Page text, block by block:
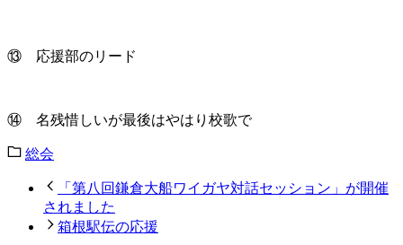
⑬ 応援部のリード
⑭ 名残惜しいが最後はやはり校歌で
総会
「第八回鎌倉大船ワイガヤ対話セッション」が開催
されました
箱根駅伝の応援